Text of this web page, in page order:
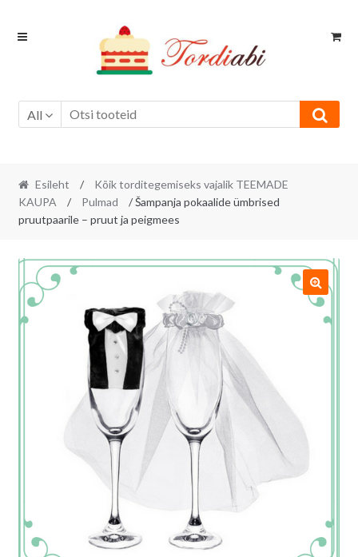
Skip
Skip
All
Esileht /
Kõik torditegemiseks vajalik TEEMADE
KAUPA
/ Pulmad
/ Šampanja pokaalide ümbrised
pruutpaarile – pruut ja peigmees